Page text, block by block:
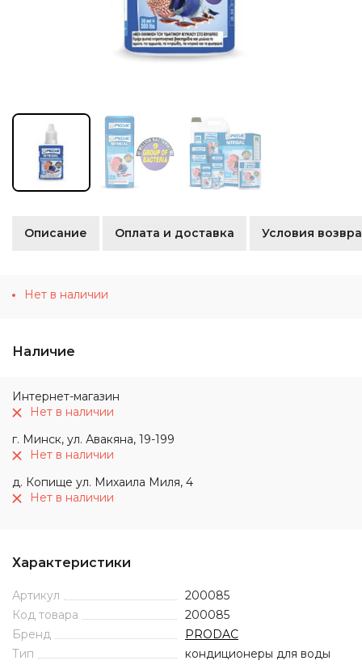
Описание Оплата и доставка Условия
Нет в наличии
Наличие
Интернет-магазин
Нет в наличии
г. Минск, ул. Авакяна, 19-199
Нет в наличии
д. Копище ул. Михаила Миля, 4
Нет в наличии
Характеристики
Артикул
200085
Код товара
200085
Бренд
PRODAC
Тип
кондиционеры для воды